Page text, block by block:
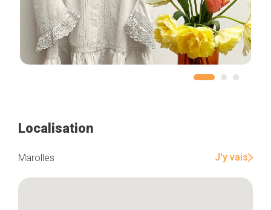
Localisation
Marolles J'y vais